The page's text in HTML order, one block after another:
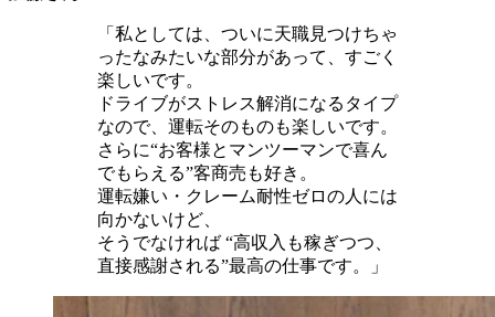
「私としては、ついに天職見つけちゃ
ったなみたいな部分があって、すごく
楽しいです。
ドライブがストレス解消になるタイプ
なので、運転そのものも楽しいです。
さらに“お客様とマンツーマンで喜ん
でもらえる”客商売も好き。
運転嫌い・クレーム耐性ゼロの人には
向かないけど、
そうでなければ “高収入も稼ぎつつ、
直接感謝される”最高の仕事です。」